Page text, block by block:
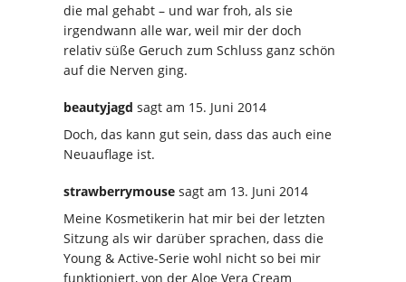
die mal gehabt – und war froh, als sie
irgendwann alle war, weil mir der doch
relativ süße Geruch zum Schluss ganz schön
auf die Nerven ging.
beautyjagd sagt am 15. Juni 2014
Doch, das kann gut sein, dass das auch eine
Neuauflage ist.
strawberrymouse sagt am 13. Juni 2014
Meine Kosmetikerin hat mir bei der letzten
Sitzung als wir darüber sprachen, dass die
Young & Active-Serie wohl nicht so bei mir
funktioniert, von der Aloe Vera Cream